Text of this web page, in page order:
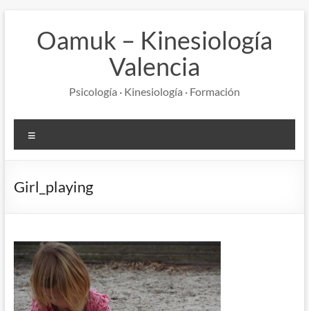
contenidoOamuk – Kinesiología
Valencia
Psicología · Kinesiología · Formación
Girl_playing